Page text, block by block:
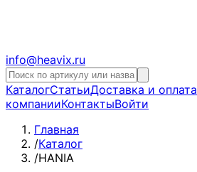
info@heavix.ru
КаталогСтатьиДоставка и оплата
компанииКонтактыВойти
Главная
/Каталог
/HANIA